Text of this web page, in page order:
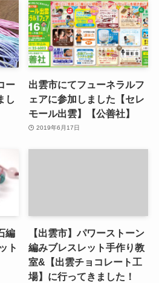
ー
し
出雲市にてフューネラルフ
ェアに参加しました【セレ
モール出雲】【公善社】
2019年6月17日
編
ト
【出雲市】パワーストーン
編みブレスレット手作り教
室&【出雲チョコレート工
場】に行ってきました！